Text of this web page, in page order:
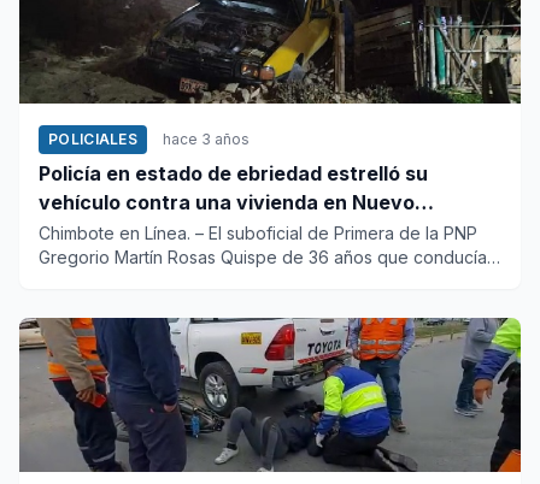
POLICIALES hace 3 años
Policía en estado de ebriedad estrelló su
vehículo contra una vivienda en Nuevo
Chimbote
Chimbote en Línea. – El suboficial de Primera de la PNP
Gregorio Martín Rosas Quispe de 36 años que conducía